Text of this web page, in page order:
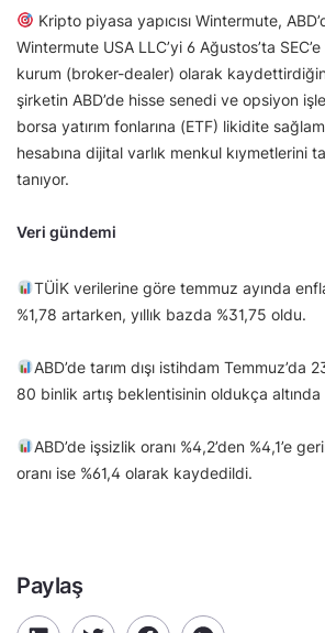
Kripto piyasa yapıcısı Wintermute,
Wintermute USA LLC’yi 6 Ağustos’ta SEC’e
kurum (broker-dealer) olarak
şirketin ABD’de hisse senedi ve opsiyon
borsa yatırım fonlarına (ETF) likidite
hesabına dijital varlık menkul kıymetlerini
tanıyor.
Veri gündemi
TÜİK verilerine göre temmuz ayında
%1,78 artarken, yıllık bazda %31,75 oldu.
ABD’de tarım dışı istihdam Temmuz’da
80 binlik artış beklentisinin oldukça altında
ABD’de işsizlik oranı %4,2’den %4,1’e
oranı ise %61,4 olarak kaydedildi.
Paylaş